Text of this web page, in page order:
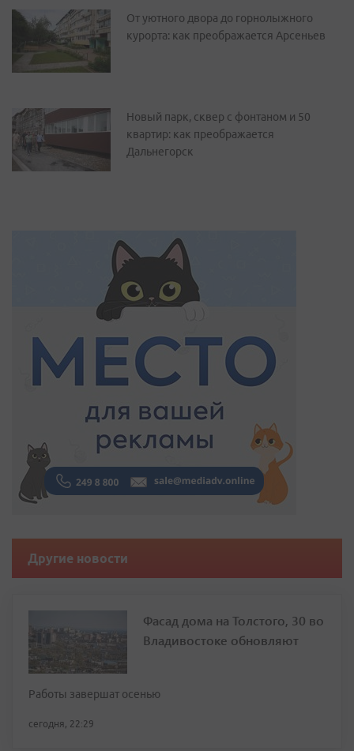
От уютного двора до горнолыжного
курорта: как преображается Арсеньев
Новый парк, сквер с фонтаном и 50
квартир: как преображается
Дальнегорск
Другие новости
Фасад дома на Толстого, 30 во
Владивостоке обновляют
Работы завершат осенью
сегодня, 22:29